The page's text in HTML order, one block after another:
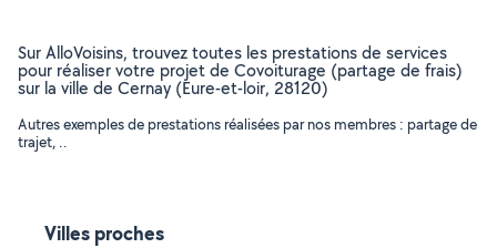
Sur AlloVoisins, trouvez toutes les prestations de services
pour réaliser votre projet de Covoiturage (partage de frais)
sur la ville de Cernay (Eure-et-loir, 28120)
Autres exemples de prestations réalisées par nos membres : partage de
trajet, ..
Villes proches